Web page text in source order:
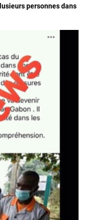
personnes dans